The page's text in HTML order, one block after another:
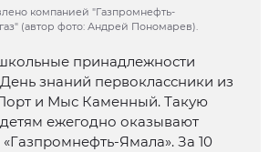
компанией "Газпромнефть-
(автор фото: Андрей Пономарев).
принадлежности
знаний первоклассники из
и Мыс Каменный. Такую
ежегодно оказывают
Ямала». За 10